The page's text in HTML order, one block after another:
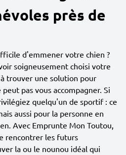
près de
d'emmener votre chien ?
soigneusement choisi votre
trouver une solution pour
pas vous accompagner. Si
quelqu'un de sportif : ce
aussi pour la personne en
Avec Emprunte Mon Toutou,
rencontrer les futurs
la ou le nounou idéal qui